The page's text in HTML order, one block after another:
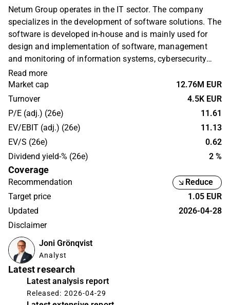
Netum Group operates in the IT sector. The company
specializes in the development of software solutions. The
software is developed in-house and is mainly used for
design and implementation of software, management
and monitoring of information systems, cybersecurity
solutions and IT management. The customers consist of
corporate customers in several sectors. In addition to the
main business, various value-added services are offered.
The largest operations are in the Nordic region.
Read more
Market cap
12.76M EUR
Turnover
4.5K EUR
P/E (adj.) (26e)
11.61
EV/EBIT (adj.) (26e)
11.13
EV/S (26e)
0.62
Dividend yield-% (26e)
2 %
Coverage
Recommendation
Reduce
Target price
1.05 EUR
Updated
2026-04-28
Disclaimer
Joni Grönqvist
Analyst
Latest research
Latest analysis report
Released: 2026-04-29